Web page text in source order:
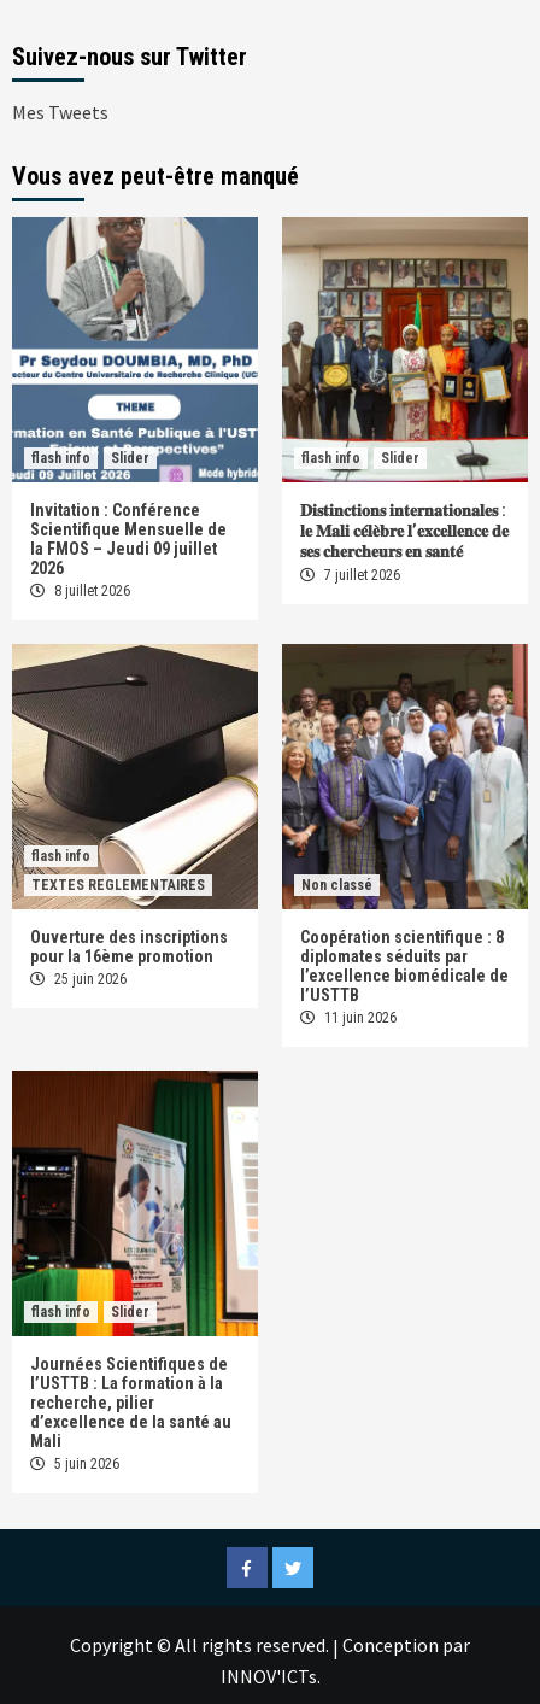
Suivez-nous sur Twitter
Mes Tweets
Vous avez peut-être manqué
flash info Slider
Invitation : Conférence
Scientifique Mensuelle de
la FMOS – Jeudi 09 juillet
2026
8 juillet 2026
flash info Slider
𝐃𝐢𝐬𝐭𝐢𝐧𝐜𝐭𝐢𝐨𝐧𝐬 𝐢𝐧𝐭𝐞𝐫𝐧𝐚𝐭𝐢𝐨𝐧𝐚𝐥𝐞𝐬 :
𝐥𝐞 𝐌𝐚𝐥𝐢 𝐜𝐞́𝐥𝐞̀𝐛𝐫𝐞 𝐥’𝐞𝐱𝐜𝐞𝐥𝐥𝐞𝐧𝐜𝐞 𝐝𝐞
𝐬𝐞𝐬 𝐜𝐡𝐞𝐫𝐜𝐡𝐞𝐮𝐫𝐬 𝐞𝐧 𝐬𝐚𝐧𝐭𝐞́
7 juillet 2026
flash info
TEXTES REGLEMENTAIRES
Ouverture des inscriptions
pour la 16ème promotion
25 juin 2026
Non classé
Coopération scientifique : 8
diplomates séduits par
l’excellence biomédicale de
l’USTTB
11 juin 2026
flash info Slider
Journées Scientifiques de
l’USTTB : La formation à la
recherche, pilier
d’excellence de la santé au
Mali
5 juin 2026
FacebookTwitter
Copyright © All rights reserved. | Conception par
INNOV'ICTs.